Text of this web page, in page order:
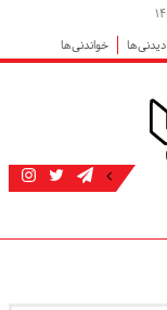
دیدنی‌ها خواندنی‌ها